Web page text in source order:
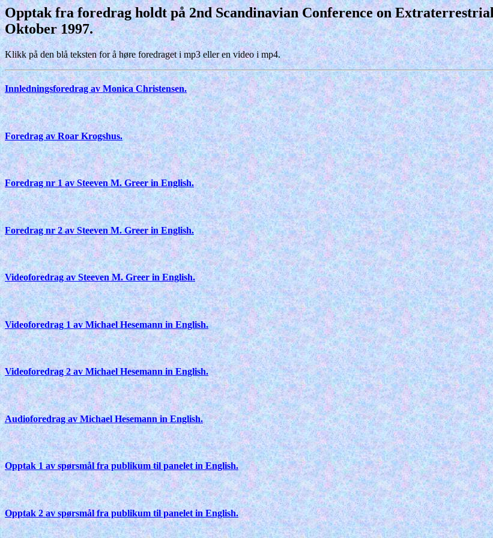
Opptak fra foredrag holdt på 2nd Scandinavian Conference on
Oktober 1997.
Klikk på den blå teksten for å høre foredraget i mp3 eller en video i mp4.
Innledningsforedrag av Monica Christensen.
Foredrag av Roar Krogshus.
Foredrag nr 1 av Steeven M. Greer in English.
Foredrag nr 2 av Steeven M. Greer in English.
Videoforedrag av Steeven M. Greer in English.
Videoforedrag 1 av Michael Hesemann in English.
Videoforedrag 2 av Michael Hesemann in English.
Audioforedrag av Michael Hesemann in English.
Opptak 1 av spørsmål fra publikum til panelet in English.
Opptak 2 av spørsmål fra publikum til panelet in English.